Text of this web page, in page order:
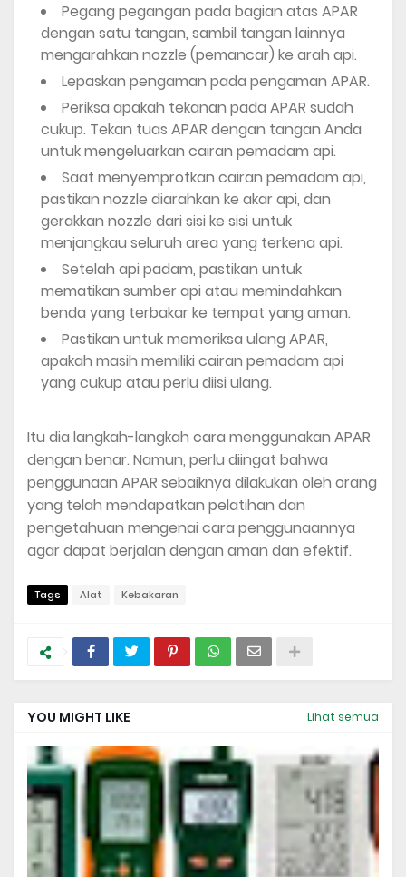
Pegang pegangan pada bagian atas APAR
dengan satu tangan, sambil tangan lainnya
mengarahkan nozzle (pemancar) ke arah api.
Lepaskan pengaman pada pengaman APAR.
Periksa apakah tekanan pada APAR sudah
cukup. Tekan tuas APAR dengan tangan Anda
untuk mengeluarkan cairan pemadam api.
Saat menyemprotkan cairan pemadam api,
pastikan nozzle diarahkan ke akar api, dan
gerakkan nozzle dari sisi ke sisi untuk
menjangkau seluruh area yang terkena api.
Setelah api padam, pastikan untuk
mematikan sumber api atau memindahkan
benda yang terbakar ke tempat yang aman.
Pastikan untuk memeriksa ulang APAR,
apakah masih memiliki cairan pemadam api
yang cukup atau perlu diisi ulang.
Itu dia langkah-langkah cara menggunakan APAR
dengan benar. Namun, perlu diingat bahwa
penggunaan APAR sebaiknya dilakukan oleh orang
yang telah mendapatkan pelatihan dan
pengetahuan mengenai cara penggunaannya
agar dapat berjalan dengan aman dan efektif.
Tags Alat Kebakaran
YOU MIGHT LIKE Lihat semua